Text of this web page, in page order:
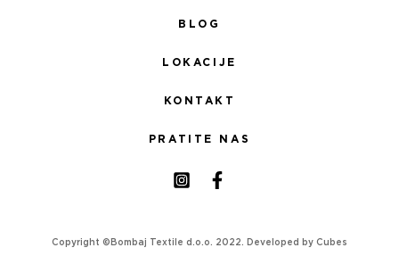
BLOG
LOKACIJE
KONTAKT
PRATITE NAS
Copyright ©Bombaj Textile d.o.o. 2022. Developed by Cubes